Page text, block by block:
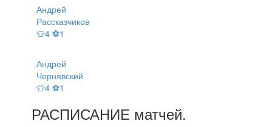
Андрей
Рассказчиков
👕4 ⚽1
Андрей
Чернявский
👕4 ⚽1
РАСПИСАНИЕ матчей.